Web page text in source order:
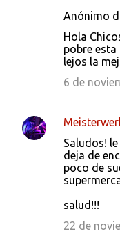
Anónimo
Hola
pobre esta
lejos la
6 de
Saludos!
deja de
poco de
salud!!!
22 de